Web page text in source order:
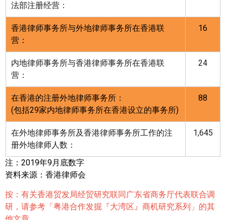
法部注册经营：
香港律师事务所与外地律师事务所在香港联
营：
16
内地律师事务所与香港律师事务所在香港联
营：
24
在香港的注册外地律师事务所：
(包括29家内地律师事务所在香港设立的事务所)
88
在外地律师事务所及香港律师事务所工作的注
册外地律师人数：
1,645
注： 2019年9月底数字
资料来源：香港律师会
按：有关香港贸发局经贸研究联同广东省商务厅代表联合调
研，请参考「粤港合作发掘『大湾区』商机研究系列」的其